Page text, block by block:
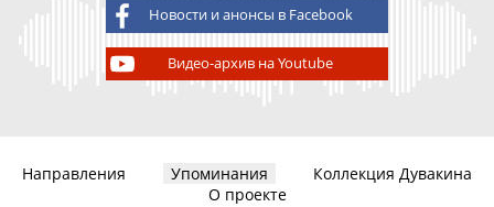
Новости и анонсы в Facebook
Видео-архив на Youtube
Направления Упоминания
Коллекция Дувакина
О проекте